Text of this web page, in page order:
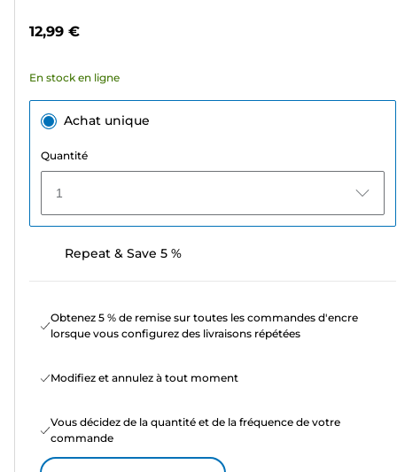
12,99 €
En stock en ligne
Achat unique
Quantité
1
Repeat & Save 5 %
Obtenez 5 % de remise sur toutes les commandes d'encre
lorsque vous configurez des livraisons répétées
Modifiez et annulez à tout moment
Vous décidez de la quantité et de la fréquence de votre
commande